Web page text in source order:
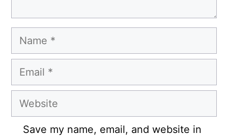
Name
Email
Website
Save my name, email, and website in